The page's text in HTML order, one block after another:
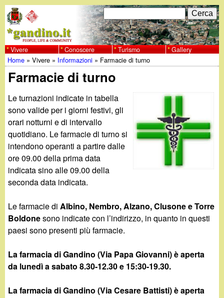
al
contenuto
principale
w
w
w
.
g
a
n
d
i
n
F
o
r
m
d
r
c
e
r
c
a
C
e
r
c
a
Vivere Conoscere Turismo Gallery
Tu
sei
qui
Home »Vivere » Informazioni » Farmacie di turno
Farmacie di turno
Le turnazioni indicate in tabella
sono valide per i giorni festivi, gli
orari notturni e di intervallo
quotidiano. Le farmacie di turno si
intendono operanti a partire dalle
ore 09.00 della prima data
indicata sino alle 09.00 della
seconda data indicata.
Le farmacie diAlbino, Nembro, Alzano, Clusone e Torre
Boldonesono indicate con l’indirizzo, in quanto in questi
paesi sono presenti più farmacie.
La farmacia di Gandino (Via Papa Giovanni) è aperta
da lunedì a sabato 8.30-12.30 e 15:30-19.30.
La farmacia di Gandino (Via Cesare Battisti) è aperta